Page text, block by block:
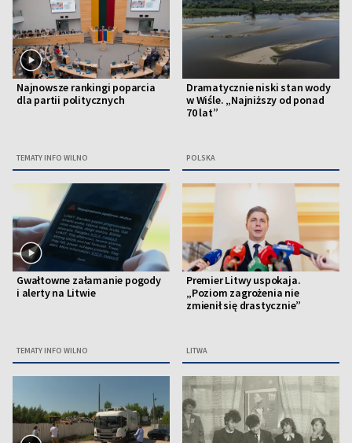
Najnowsze rankingi poparcia
dla partii politycznych
TEMATY INFO WILNO
Dramatycznie niski stan wody
w Wiśle. „Najniższy od ponad
70 lat”
POLSKA
Gwałtowne załamanie pogody
i alerty na Litwie
TEMATY INFO WILNO
Premier Litwy uspokaja.
„Poziom zagrożenia nie
zmienił się drastycznie”
LITWA